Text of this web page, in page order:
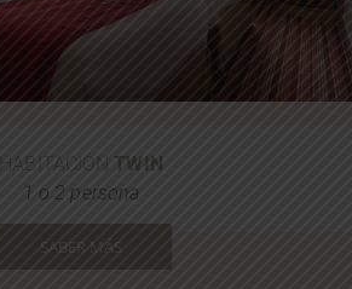
HABITACIÓNTWIN
1 o 2 persona
SABER MÁS